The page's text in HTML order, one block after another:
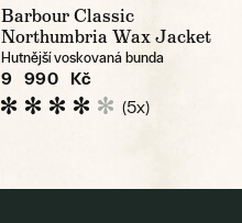
Barbour Classic
Northumbria Wax Jacket
Hutnější voskovaná bunda
9 990 Kč
(5x)